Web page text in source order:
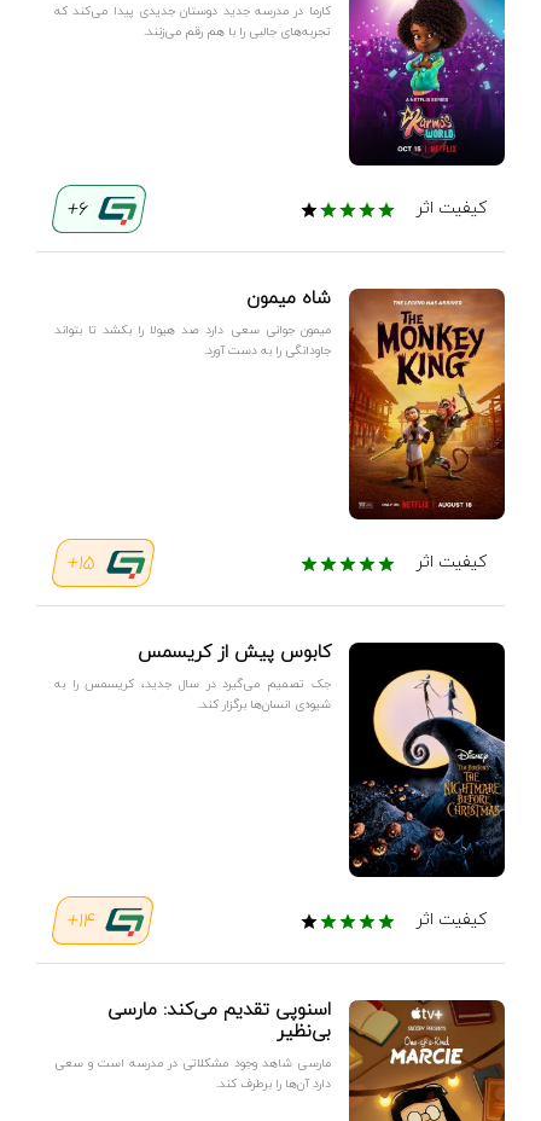
کارما در مدرسه جدید دوستان جدیدی پیدا می‌کند که
تجربه‌های جالبی را با هم رقم می‌زنند.
کیفیت اثر 6+
شاه میمون
میمون جوانی سعی دارد صد هیولا را بکشد تا بتواند
جاودانگی را به دست آورد.
کیفیت اثر 15+
کابوس پیش از کریسمس
جک تصمیم می‌گیرد در سال جدید، کریسمس را به
شیوه‌ی انسان‌ها برگزار کند.
کیفیت اثر 14+
اسنوپی تقدیم می‌کند: مارسی
بی‌نظیر
مارسی شاهد وجود مشکلاتی در مدرسه است و سعی
دارد آن‌ها را برطرف کند.